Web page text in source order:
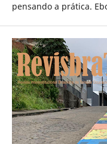
pensando a prática.